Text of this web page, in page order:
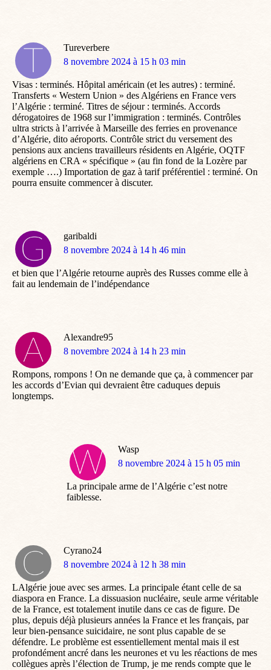
Tureverbere
dit
8 novembre 2024 à 15 h 03 min
Visas : terminés. Hôpital américain (et les autres) : terminé.
Transferts « Western Union » des Algériens en France vers
l’Algérie : terminé. Titres de séjour : terminés. Accords
dérogatoires de 1968 sur l’immigration : terminés. Contrôles
ultra stricts à l’arrivée à Marseille des ferries en provenance
d’Algérie, dito aéroports. Contrôle strict du versement des
pensions aux anciens travailleurs résidents en Algérie, OQTF
algériens en CRA « spécifique » (au fin fond de la Lozère par
exemple ….) Importation de gaz à tarif préférentiel : terminé. On
pourra ensuite commencer à discuter.
garibaldi
dit
8 novembre 2024 à 14 h 46 min
et bien que l’Algérie retourne auprès des Russes comme elle à
fait au lendemain de l’indépendance
Alexandre95
dit
8 novembre 2024 à 14 h 23 min
Rompons, rompons ! On ne demande que ça, à commencer par
les accords d’Evian qui devraient être caduques depuis
longtemps.
Wasp
dit
8 novembre 2024 à 15 h 05 min
La principale arme de l’Algérie c’est notre
faiblesse.
Cyrano24
dit
8 novembre 2024 à 12 h 38 min
LAlgérie joue avec ses armes. La principale étant celle de sa
diaspora en France. La dissuasion nucléaire, seule arme véritable
de la France, est totalement inutile dans ce cas de figure. De
plus, depuis déjà plusieurs années la France et les français, par
leur bien-pensance suicidaire, ne sont plus capable de se
défendre. Le problème est essentiellement mental mais il est
profondément ancré dans les neurones et vu les réactions de mes
collègues après l’élection de Trump, je me rends compte que le